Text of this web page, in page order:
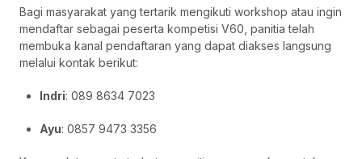
Bagi masyarakat yang tertarik mengikuti workshop atau ingin
mendaftar sebagai peserta kompetisi V60, panitia telah
membuka kanal pendaftaran yang dapat diakses langsung
melalui kontak berikut:
Indri: 089 8634 7023
Ayu: 0857 9473 3356